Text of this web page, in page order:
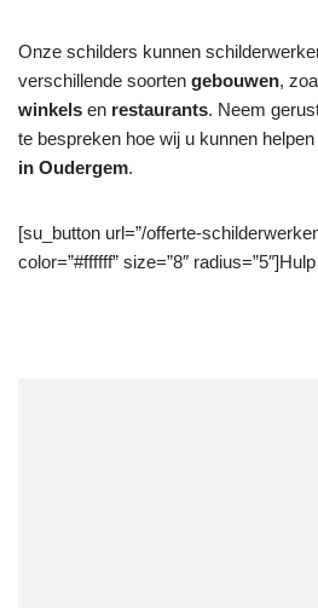
Onze schilders kunnen
verschillende soorten gebouwen,
winkels en restaurants. Neem
te bespreken hoe wij u kunnen
in Oudergem.
[su_button url=”/offerte-
color=”#ffffff” size=”8″